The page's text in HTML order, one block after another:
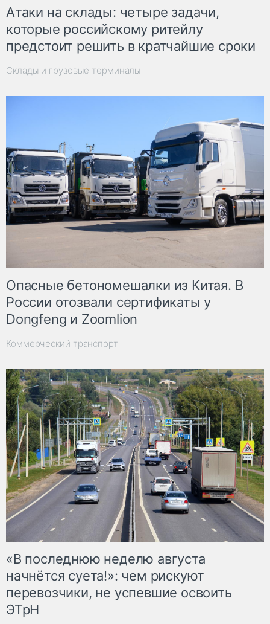
Атаки на склады: четыре задачи,
которые российскому ритейлу
предстоит решить в кратчайшие сроки
Склады и грузовые терминалы
Опасные бетономешалки из Китая. В
России отозвали сертификаты у
Dongfeng и Zoomlion
Коммерческий транспорт
«В последнюю неделю августа
начнётся суета!»: чем рискуют
перевозчики, не успевшие освоить
ЭТрН